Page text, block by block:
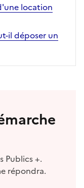
location
il déposer un
Publics +.
répondra.